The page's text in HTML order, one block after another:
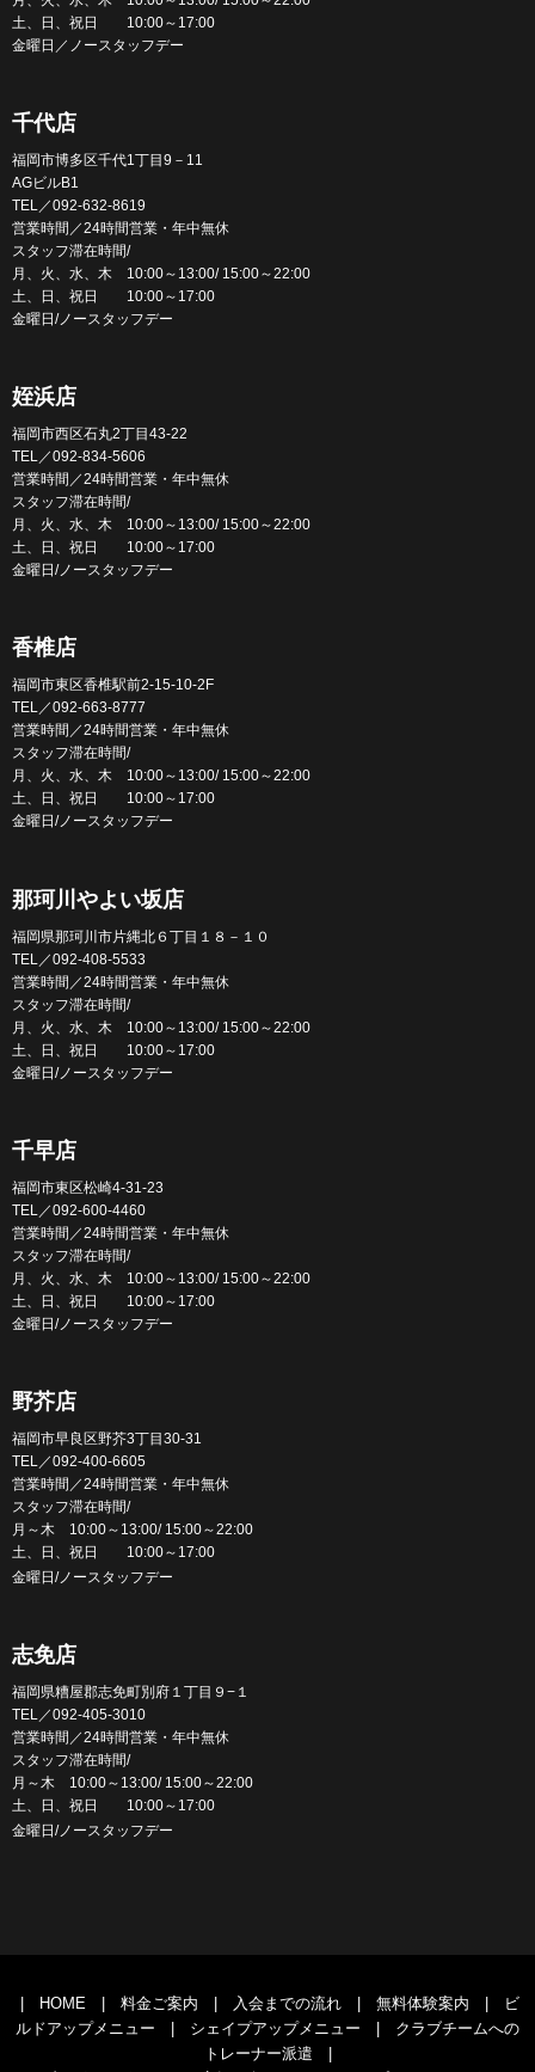
土、日、祝日 10:00～17:00
金曜日／ノースタッフデー
千代店
福岡市博多区千代1丁目9－11
AGビルB1
TEL／092-632-8619
営業時間／24時間営業・年中無休
スタッフ滞在時間/
月、火、水、木 10:00～13:00/ 15:00～22:00
土、日、祝日 10:00～17:00
金曜日/ノースタッフデー
姪浜店
福岡市西区石丸2丁目43-22
TEL／092-834-5606
営業時間／24時間営業・年中無休
スタッフ滞在時間/
月、火、水、木 10:00～13:00/ 15:00～22:00
土、日、祝日 10:00～17:00
金曜日/ノースタッフデー
香椎店
福岡市東区香椎駅前2-15-10-2F
TEL／092-663-8777
営業時間／24時間営業・年中無休
スタッフ滞在時間/
月、火、水、木 10:00～13:00/ 15:00～22:00
土、日、祝日 10:00～17:00
金曜日/ノースタッフデー
那珂川やよい坂店
福岡県那珂川市片縄北６丁目１８－１０
TEL／092-408-5533
営業時間／24時間営業・年中無休
スタッフ滞在時間/
月、火、水、木 10:00～13:00/ 15:00～22:00
土、日、祝日 10:00～17:00
金曜日/ノースタッフデー
千早店
福岡市東区松崎4-31-23
TEL／092-600-4460
営業時間／24時間営業・年中無休
スタッフ滞在時間/
月、火、水、木 10:00～13:00/ 15:00～22:00
土、日、祝日 10:00～17:00
金曜日/ノースタッフデー
野芥店
福岡市早良区野芥3丁目30-31
TEL／092-400-6605
営業時間／24時間営業・年中無休
スタッフ滞在時間/
月～木 10:00～13:00/ 15:00～22:00
土、日、祝日 10:00～17:00
金曜日/ノースタッフデー
志免店
福岡県糟屋郡志免町別府１丁目９−１
TEL／092-405-3010
営業時間／24時間営業・年中無休
スタッフ滞在時間/
月～木 10:00～13:00/ 15:00～22:00
土、日、祝日 10:00～17:00
金曜日/ノースタッフデー
HOME 料金ご案内 入会までの流れ 無料体験案内
ビ
ルドアップメニュー
シェイプアップメニュー
クラブチームへの
トレーナー派遣